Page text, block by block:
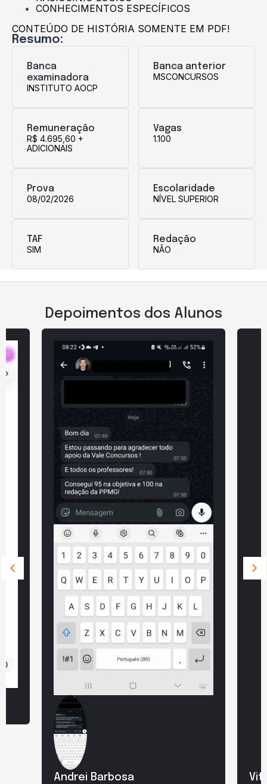
CONHECIMENTOS ESPECÍFICOS
CONTEÚDO DE HISTÓRIA SOMENTE EM PDF!
Resumo:
Banca
examinadora
INSTITUTO AOCP
Banca anterior
MSCONCURSOS
Remuneração
R$ 4.695,60 +
ADICIONAIS
Vagas
1.100
Prova
08/02/2026
Escolaridade
NÍVEL SUPERIOR
TAF
SIM
Redação
NÃO
Depoimentos dos Alunos
Andrei Barbosa